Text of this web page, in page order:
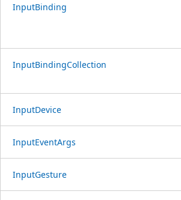
InputBinding
InputBindingCollection
InputDevice
InputEventArgs
InputGesture